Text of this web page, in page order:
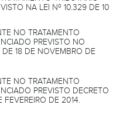
NA LEI Nº 10.329 DE 10
NO TRATAMENTO
PREVISTO NO
DE 18 DE NOVEMBRO DE
NO TRATAMENTO
PREVISTO DECRETO
DE 2014.